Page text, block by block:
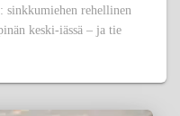
sinkkumiehen rehellinen
keski-iässä – ja tie